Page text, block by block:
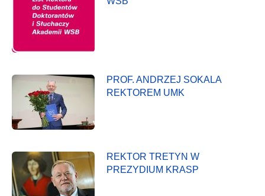
PROF. ANDRZEJ SOKALA
REKTOREM UMK
REKTOR TRETYN W
PREZYDIUM KRASP